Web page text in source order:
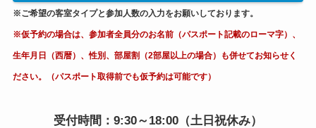
※ご希望の客室タイプと参加人数の入力をお願いしております。
※仮予約の場合は、参加者全員分のお名前（パスポート記載のローマ字）、
生年月日（西暦）、性別、部屋割（2部屋以上の場合）も併せてお知らせく
ださい。（パスポート取得前でも仮予約は可能です）
受付時間：9:30～18:00（土日祝休み）